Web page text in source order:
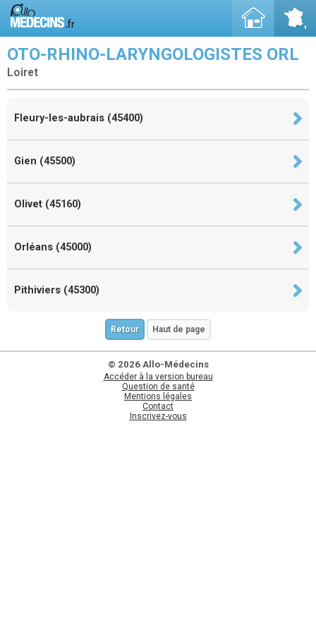
OTO-RHINO-LARYNGOLOGISTES ORL
Loiret
Fleury-les-aubrais (45400)
Gien (45500)
Olivet (45160)
Orléans (45000)
Pithiviers (45300)
Retour Haut de page
© 2026 Allo-Médecins
Accéder à la version bureau
Question de santé
Mentions légales
Contact
Inscrivez-vous